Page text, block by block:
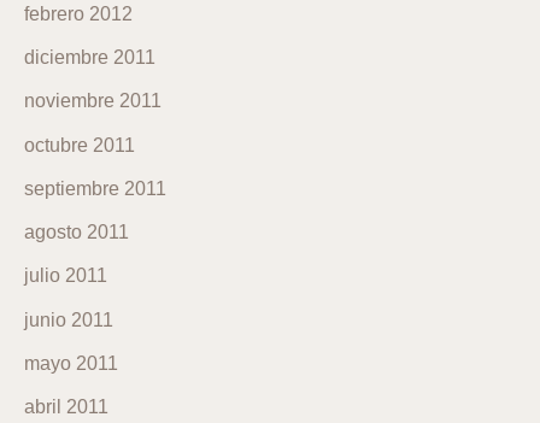
febrero 2012
diciembre 2011
noviembre 2011
octubre 2011
septiembre 2011
agosto 2011
julio 2011
junio 2011
mayo 2011
abril 2011